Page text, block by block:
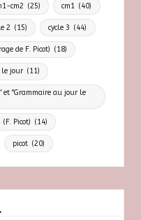
cm2 (25) cm1 (40)
2 (15) cycle 3 (44)
de F. Picot) (18)
le jour (11)
et "Grammaire au jour le
Picot) (14)
picot (20)